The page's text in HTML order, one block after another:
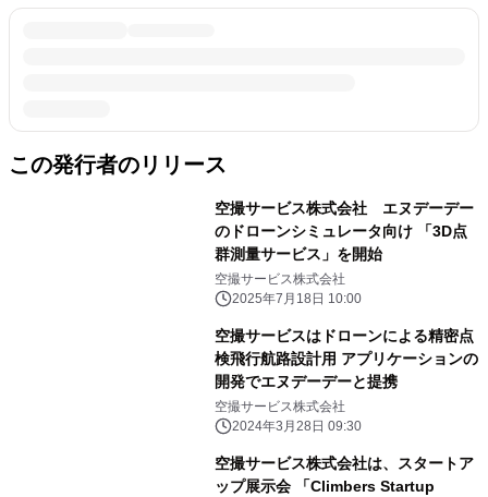
この発行者のリリース
空撮サービス株式会社 エヌデーデー
のドローンシミュレータ向け 「3D点
群測量サービス」を開始
空撮サービス株式会社
2025年7月18日 10:00
空撮サービスはドローンによる精密点
検飛行航路設計用 アプリケーションの
開発でエヌデーデーと提携
空撮サービス株式会社
2024年3月28日 09:30
空撮サービス株式会社は、スタートア
ップ展示会 「Climbers Startup